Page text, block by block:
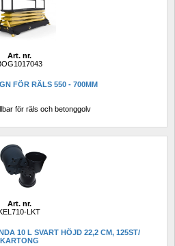
Art. nr.
FÖR RÄLS 550 - 700MM
för räls och betonggolv
Art. nr.
LKT
10 L SVART HÖJD 22,2 CM, 125ST/
KARTONG